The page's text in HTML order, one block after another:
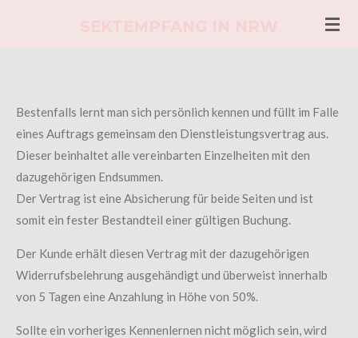
Bestenfalls lernt man sich persönlich kennen und füllt im Falle
eines Auftrags gemeinsam den Dienstleistungsvertrag aus.
Dieser beinhaltet alle vereinbarten Einzelheiten mit den
dazugehörigen Endsummen.
Der Vertrag ist eine Absicherung für beide Seiten und ist
somit ein fester Bestandteil einer gültigen Buchung.
Der Kunde erhält diesen Vertrag mit der dazugehörigen
Widerrufsbelehrung ausgehändigt und überweist innerhalb
von 5 Tagen eine Anzahlung in Höhe von 50%.
Sollte ein vorheriges Kennenlernen nicht möglich sein, wird